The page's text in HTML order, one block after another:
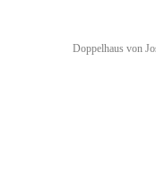
Doppelhaus von